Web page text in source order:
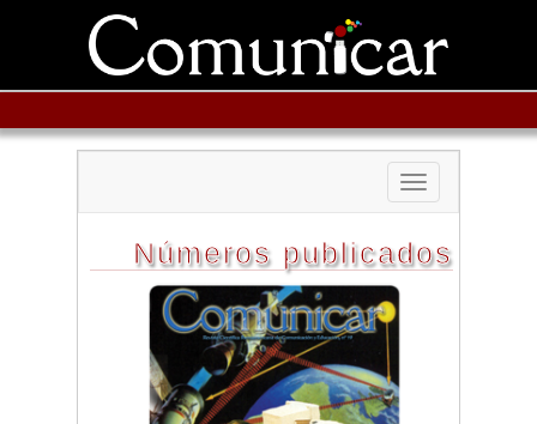
Toggle
navigation
Números publicados